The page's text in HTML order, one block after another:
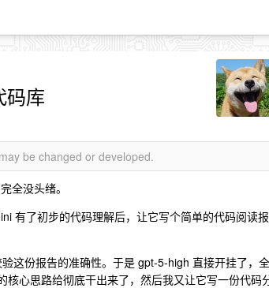
码库
be changed or developed.
全没头绪。
有了初步的代码理解后，让它写个简单的代码阅读报
这份报告的准确性。于是 gpt-5-high 直接开挂了，全
心思路给彻底干出来了，然后我又让它写一份代码